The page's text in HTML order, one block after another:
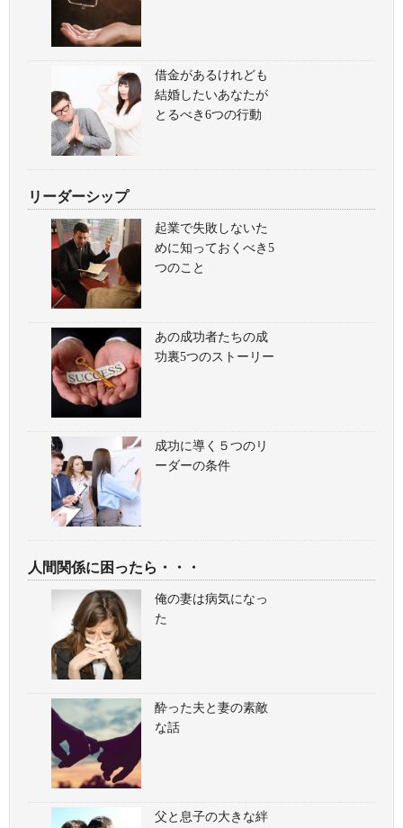
借金があるけれども
結婚したいあなたが
とるべき6つの行動
リーダーシップ
起業で失敗しないた
めに知っておくべき5
つのこと
あの成功者たちの成
功裏5つのストーリー
成功に導く５つのリ
ーダーの条件
人間関係に困ったら・・・
俺の妻は病気になっ
た
酔った夫と妻の素敵
な話
父と息子の大きな絆